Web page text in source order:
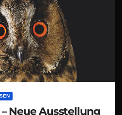
Neue Ausstellung